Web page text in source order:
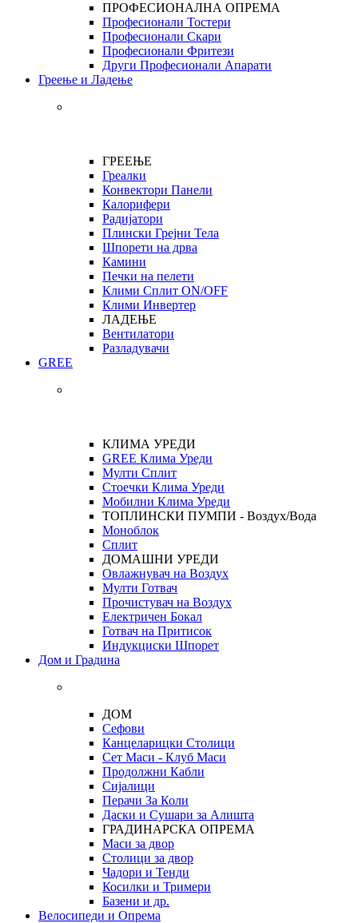
ПРОФЕСИОНАЛНА ОПРЕМА
Професионали Тостери
Професионали Скари
Професионали Фритези
Други Професионали Апарати
Греење и Ладење
ГРЕЕЊЕ
Греалки
Конвектори Панели
Калорифери
Радијатори
Плински Грејни Тела
Шпорети на дрва
Камини
Печки на пелети
Клими Сплит ON/OFF
Клими Инвертер
ЛАДЕЊЕ
Вентилатори
Разладувачи
GREE
КЛИМА УРЕДИ
GREE Клима Уреди
Мулти Сплит
Стоечки Клима Уреди
Мобилни Клима Уреди
ТОПЛИНСКИ ПУМПИ - Воздух/Вода
Моноблок
Сплит
ДОМАШНИ УРЕДИ
Овлажнувач на Воздух
Мулти Готвач
Прочистувач на Воздух
Електричен Бокал
Готвач на Притисок
Индукциски Шпорет
Дом и Градина
ДОМ
Сефови
Канцеларицки Столици
Сет Маси - Клуб Маси
Продолжни Кабли
Сијалици
Перачи За Коли
Даски и Сушари за Алишта
ГРАДИНАРСКА ОПРЕМА
Маси за двор
Столици за двор
Чадори и Тенди
Косилки и Тримери
Базени и др.
Велосипеди и Опрема